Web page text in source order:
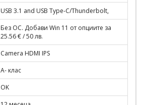
USB 3.1 and USB Type-C/Thunderbolt,
Без ОС. Добави Win 11 от опциите за
25.56 € / 50 лв.
Camera HDMI IPS
A- клас
OK